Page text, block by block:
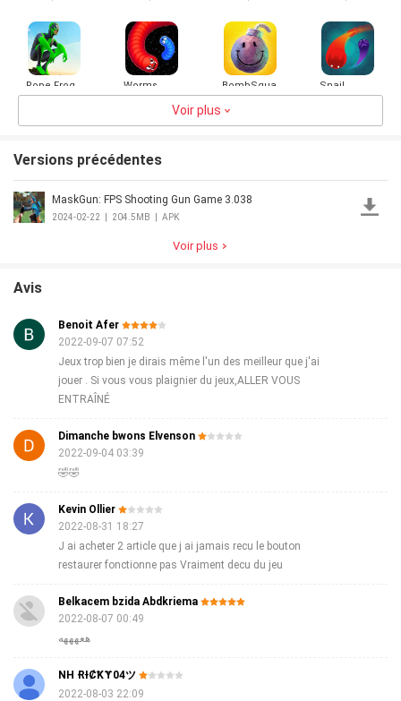
Games
Rope Frog
Ninja Hero
Worms
Zone .io
160.1MB
BombSquad
Snail
limax.io
Étoiles de
Mer
Voir plus
Versions précédentes
MaskGun: FPS Shooting Gun Game 3.038
2024-02-22 204.5MB APK
Voir plus
Avis
Benoit Afer
2022-09-07 07:52
Jeux trop bien je dirais même l'un des meilleur que j'ai
jouer . Si vous vous plaignier du jeux,ALLER VOUS
ENTRAÎNÉ
Dimanche bwons Elvenson
2022-09-04 03:39
🤣🤣
Kevin Ollier
2022-08-31 18:27
J ai acheter 2 article que j ai jamais recu le bouton
restaurer fonctionne pas Vraiment decu du jeu
Belkacem bzida Abdkriema
2022-08-07 00:49
هعهههه
NH ɌƗȻꝀɎ04ツ
2022-08-03 22:09